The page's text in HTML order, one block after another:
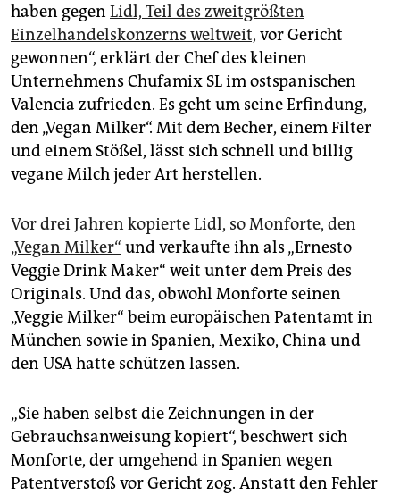
abo
genossenschaft
epaper login
haben gegen Lidl, Teil des zweitgrößten
Einzelhandelskonzerns weltweit, vor Gericht
gewonnen“, erklärt der Chef des kleinen
Unternehmens Chufamix SL im ostspanischen
Valencia zufrieden. Es geht um seine Erfindung,
den „Vegan Milker“. Mit dem Becher, einem Filter
und einem Stößel, lässt sich schnell und billig
vegane Milch jeder Art herstellen.
Vor drei Jahren kopierte Lidl, so Monforte, den
„Vegan Milker“ und verkaufte ihn als „Ernesto
Veggie Drink Maker“ weit unter dem Preis des
Originals. Und das, obwohl Monforte seinen
„Veggie Milker“ beim europäischen Patentamt in
München sowie in Spanien, Mexiko, China und
den USA hatte schützen lassen.
„Sie haben selbst die Zeichnungen in der
Gebrauchsanweisung kopiert“, beschwert sich
Monforte, der umgehend in Spanien wegen
Patentverstoß vor Gericht zog. Anstatt den Fehler